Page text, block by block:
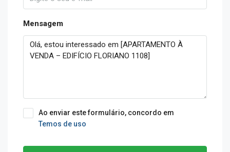
Mensagem
Ao enviar este formulário, concordo em
Temos de uso